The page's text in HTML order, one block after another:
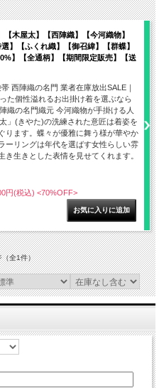
【木屋太】【西陣織】【今河織物】
選】【ふくれ織】【御召緯】【群蝶】
】【全通柄】【期間限定販売】【送
西陣織の名門 業者在庫放出SALE｜
た個性溢れるお出掛け着を選ぶなら
織の名門織元 今河織物が手掛ける人
」(きやた)の洗練された意匠は着姿を
ります。蝶々が優雅に舞う様が華やか
ーリングは年代を選ばす女性らしい雰
生きとした表情を見せてくれます。
円(税込) <70%OFF>
（全1件）